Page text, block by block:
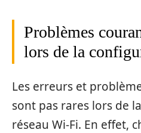
Problèmes
lors de la
Les erreurs et
sont pas rares lors de
réseau Wi-Fi. En effet,